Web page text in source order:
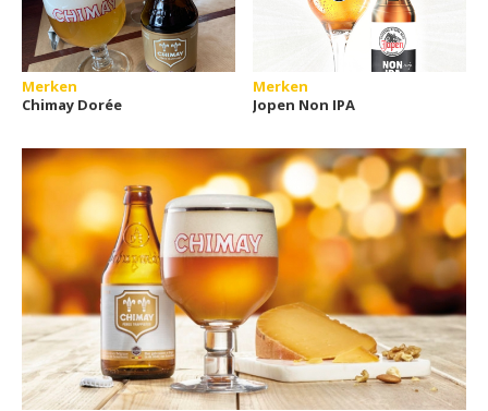
Merken
Chimay Dorée
Merken
Jopen Non IPA